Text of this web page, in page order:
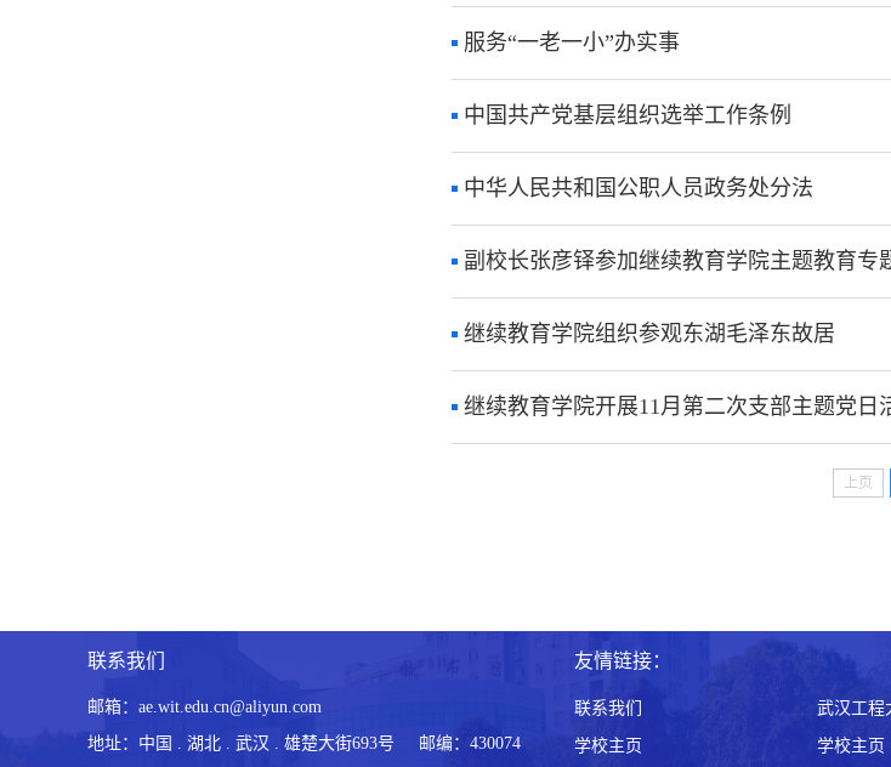
服务“一老一小”办实事
中国共产党基层组织选举工作条例
中华人民共和国公职人员政务处分法
副校长张彦铎参加继续教育学院主题教育专
继续教育学院组织参观东湖毛泽东故居
继续教育学院开展11月第二次支部主题党日
上页
联系我们
邮箱：ae.wit.edu.cn@aliyun.com
地址：中国 . 湖北 . 武汉 . 雄楚大街693号 邮编：430074
友情链接：
联系我们 武汉工程
学校主页 学校主页